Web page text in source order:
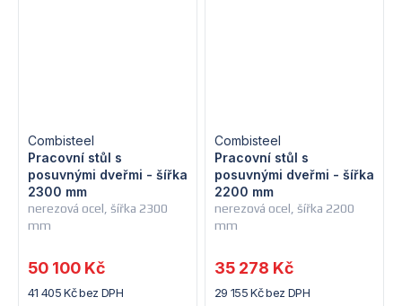
nerezová ocel, šířka 2300
mm
Pracovní stůl s
posuvnými dveřmi - šířka
2300 mm
Combisteel
41 405 Kč bez DPH
50 100 Kč
nerezová ocel, šířka 2200
mm
Pracovní stůl s
posuvnými dveřmi - šířka
2200 mm
Combisteel
29 155 Kč bez DPH
35 278 Kč